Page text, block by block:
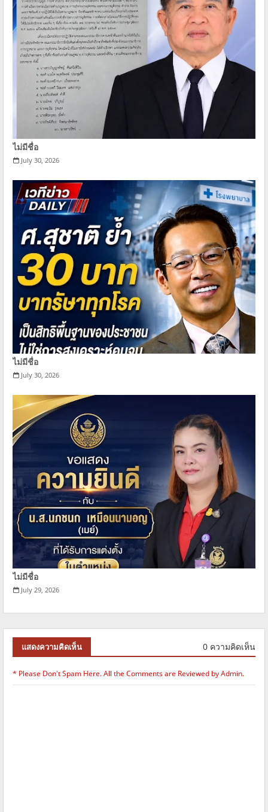
ไม่มีชื่อ
July 30, 2026
ไม่มีชื่อ
July 30, 2026
ไม่มีชื่อ
July 29, 2026
แสดงความคิดเห็น 0 ความคิดเห็น
* Please Don't Spam Here. All the Comments are Reviewed by Admin.